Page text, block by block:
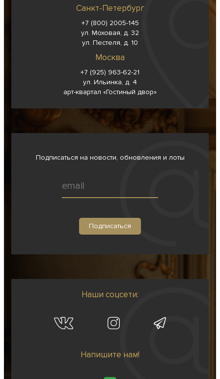
Санкт-Петербург
+7 (800) 2005-145
ул. Моховая, д. 32
ул. Пестеля, д. 10
Москва
+7 (925) 963-62-21
ул. Ильинка, д. 4
арт-квартал «Гостиный двор»
Подписаться на новости, обновления и лоты
Наши соцсети:
Напишите нам!